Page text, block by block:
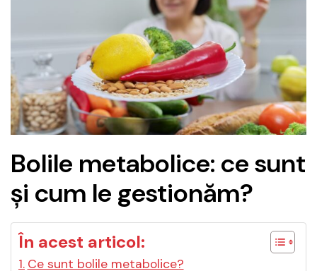
Bolile metabolice: ce sunt
și cum le gestionăm?
În acest articol:
Ce sunt bolile metabolice?